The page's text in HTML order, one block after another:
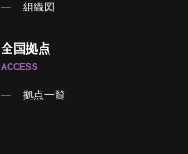
組織図
全国拠点
ACCESS
拠点一覧